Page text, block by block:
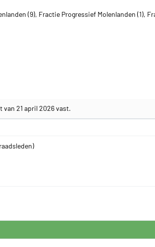
(9), Fractie Progressief Molenlanden (1),
van 21 april 2026 vast.